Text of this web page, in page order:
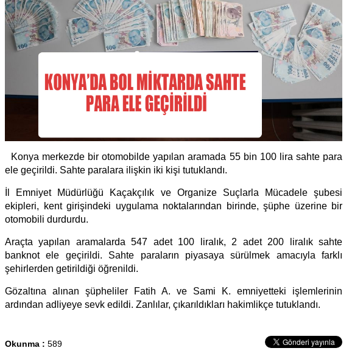
Konya merkezde bir otomobilde yapılan aramada 55 bin 100 lira sahte para
ele geçirildi. Sahte paralara ilişkin iki kişi tutuklandı.
İl Emniyet Müdürlüğü Kaçakçılık ve Organize Suçlarla Mücadele şubesi
ekipleri, kent girişindeki uygulama noktalarından birinde, şüphe üzerine bir
otomobili durdurdu.
Araçta yapılan aramalarda 547 adet 100 liralık, 2 adet 200 liralık sahte
banknot ele geçirildi. Sahte paraların piyasaya sürülmek amacıyla farklı
şehirlerden getirildiği öğrenildi.
Gözaltına alınan şüpheliler Fatih A. ve Sami K. emniyetteki işlemlerinin
ardından adliyeye sevk edildi. Zanlılar, çıkarıldıkları hakimlikçe tutuklandı.
Okunma : 589